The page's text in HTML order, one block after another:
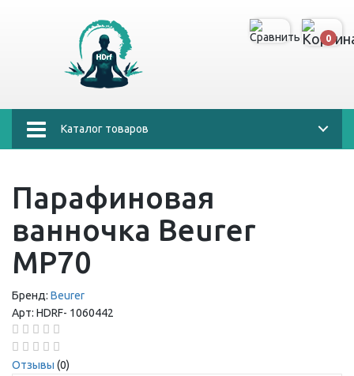
0
Каталог товаров
Парафиновая
ванночка Beurer
MP70
Бренд: Beurer
Арт: HDRF- 1060442
Отзывы (0)